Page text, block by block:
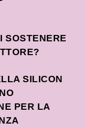
SOSTENERE
SILICON
PER LA